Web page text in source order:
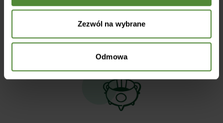
Zezwól na wybrane
Odmowa
walkę z katarem.